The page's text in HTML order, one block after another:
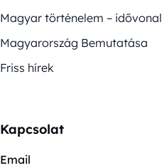
Magyar történelem – idővonal
Magyarország Bemutatása
Friss hírek
Kapcsolat
Email